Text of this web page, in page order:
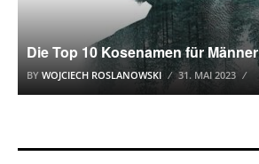
Die Top 10 Kosenamen für Männer
BY WOJCIECH ROSLANOWSKI 31. MAI 2023